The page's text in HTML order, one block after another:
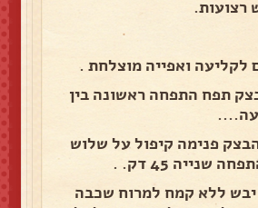
לקליעה ואפייה מוצלחת .
תפח התפחה ראשונה בין
פנימה קיפול על שלוש
שנייה 45 דק. .
ללא קמח למרוח שכבה